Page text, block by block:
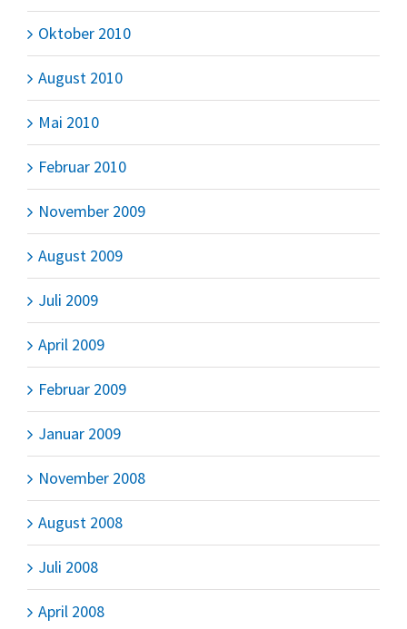
Oktober 2010
August 2010
Mai 2010
Februar 2010
November 2009
August 2009
Juli 2009
April 2009
Februar 2009
Januar 2009
November 2008
August 2008
Juli 2008
April 2008